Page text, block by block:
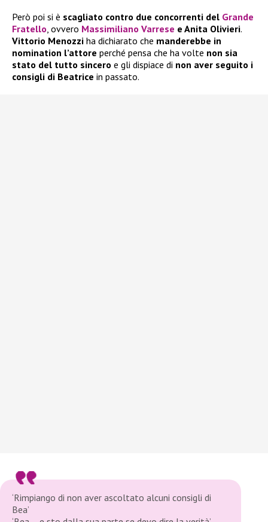
Però poi si è scagliato contro due concorrenti del Grande
Fratello, ovvero Massimiliano Varrese e Anita Olivieri.
Vittorio Menozzi ha dichiarato che manderebbe in
nomination l’attore perché pensa che ha volte non sia
stato del tutto sincero e gli dispiace di non aver seguito i
consigli di Beatrice in passato.
‘Rimpiango di non aver ascoltato alcuni consigli di
Bea’